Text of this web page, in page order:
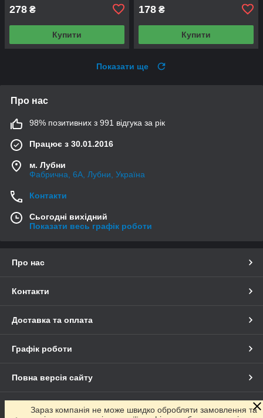
278 ₴
Купити
178 ₴
Купити
Показати ще
Про нас
98% позитивних з 991 відгука за рік
Працює з 30.01.2016
м. Лубни
Фабрична, 6А, Лубни, Україна
Контакти
Сьогодні вихідний
Показати весь графік роботи
Про нас
Контакти
Доставка та оплата
Графік роботи
Повна версія сайту
Сайт створено на маркетплейсі Prom.ua
Зараз компанія не може швидко обробляти замовлення та